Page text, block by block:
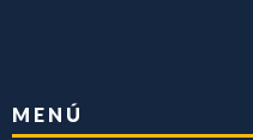
MENÚ